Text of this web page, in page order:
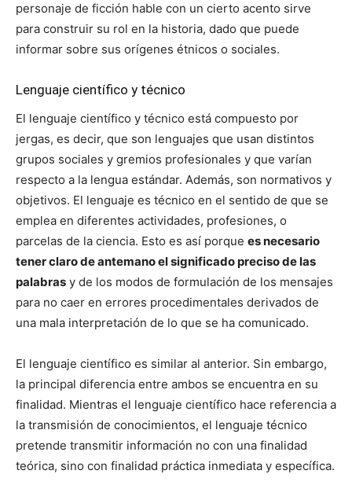
personaje de ficción hable con un cierto acento sirve
para construir su rol en la historia, dado que puede
informar sobre sus orígenes étnicos o sociales.
Lenguaje científico y técnico
El lenguaje científico y técnico está compuesto por
jergas, es decir, que son lenguajes que usan distintos
grupos sociales y gremios profesionales y que varían
respecto a la lengua estándar. Además, son normativos y
objetivos. El lenguaje es técnico en el sentido de que se
emplea en diferentes actividades, profesiones, o
parcelas de la ciencia. Esto es así porque es necesario
tener claro de antemano el significado preciso de las
palabras y de los modos de formulación de los mensajes
para no caer en errores procedimentales derivados de
una mala interpretación de lo que se ha comunicado.
El lenguaje científico es similar al anterior. Sin embargo,
la principal diferencia entre ambos se encuentra en su
finalidad. Mientras el lenguaje científico hace referencia a
la transmisión de conocimientos, el lenguaje técnico
pretende transmitir información no con una finalidad
teórica, sino con finalidad práctica inmediata y específica.